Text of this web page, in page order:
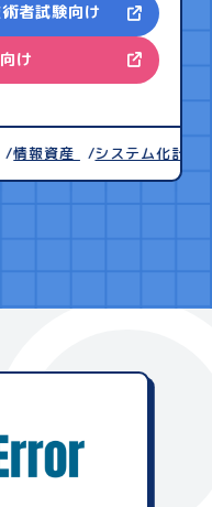
者試験向け
け
情報資産 システム化計画プ